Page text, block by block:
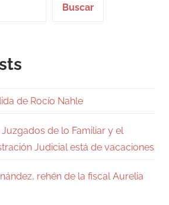
Buscar
de Rocío Nahle
de lo Familiar y el
Judicial está de vacaciones
rehén de la fiscal Aurelia